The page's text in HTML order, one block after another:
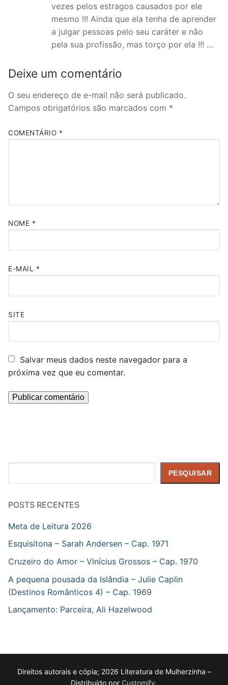
vezes pelos estragos causados por ele
mesmo !!! Ainda que ela tenha de aprender
a julgar pessoas pelo seu caráter e não
pela sua profissão, mas torço por ela !!! …
Deixe um comentário
O seu endereço de e-mail não será publicado.
Campos obrigatórios são marcados com *
COMENTÁRIO *
NOME *
E-MAIL *
SITE
Salvar meus dados neste navegador para a
próxima vez que eu comentar.
PESQUISAR
POSTS RECENTES
Meta de Leitura 2026
Esquisitona – Sarah Andersen – Cap. 1971
Cruzeiro do Amor – Vinícius Grossos – Cap. 1970
A pequena pousada da Islândia – Julie Caplin
(Destinos Românticos 4) – Cap. 1969
Lançamento: Parceira, Ali Hazelwood
Direitos autorais e cópia; 2026 Literatura de Mulherzinha –
Distribuído por Customify.